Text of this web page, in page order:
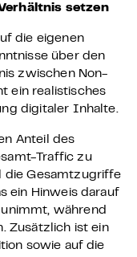
setzen
die eigenen
über den
zwischen Non-
ein realistisches
digitaler Inhalte.
Anteil des
Traffic zu
die Gesamtzugriffe
ein Hinweis darauf
während
Zusätzlich ist ein
sowie auf die